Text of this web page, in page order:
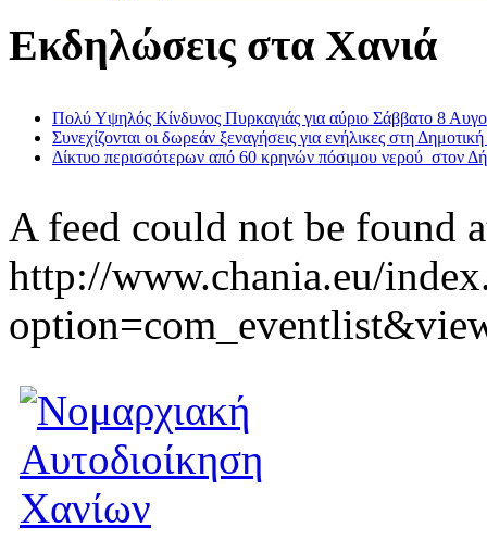
Εκδηλώσεις στα Χανιά
Πολύ Υψηλός Κίνδυνος Πυρκαγιάς για αύριο Σάββατο 8
Συνεχίζονται οι δωρεάν ξεναγήσεις για ενήλικες στη
Δίκτυο περισσότερων από 60 κρηνών πόσιμου νερού στον
A feed could not be found
http://www.chania.eu/